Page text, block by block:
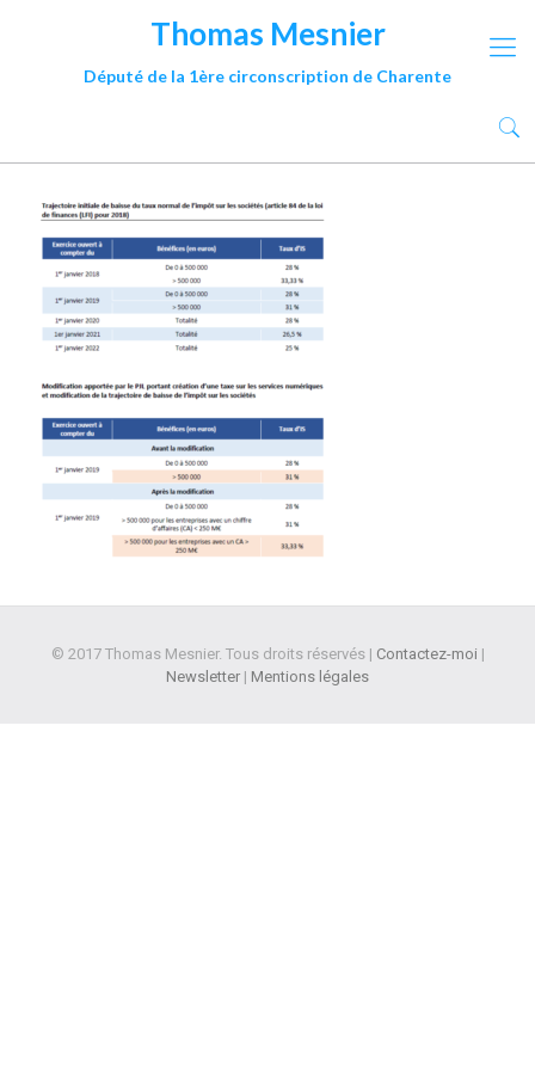
Thomas Mesnier
Député de la 1ère circonscription de Charente
© 2017 Thomas Mesnier. Tous droits réservés | Contactez-moi |
Newsletter | Mentions légales